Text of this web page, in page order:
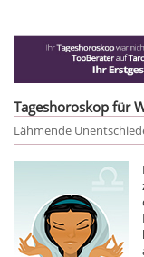
Tageshoroskop für
Lähmende